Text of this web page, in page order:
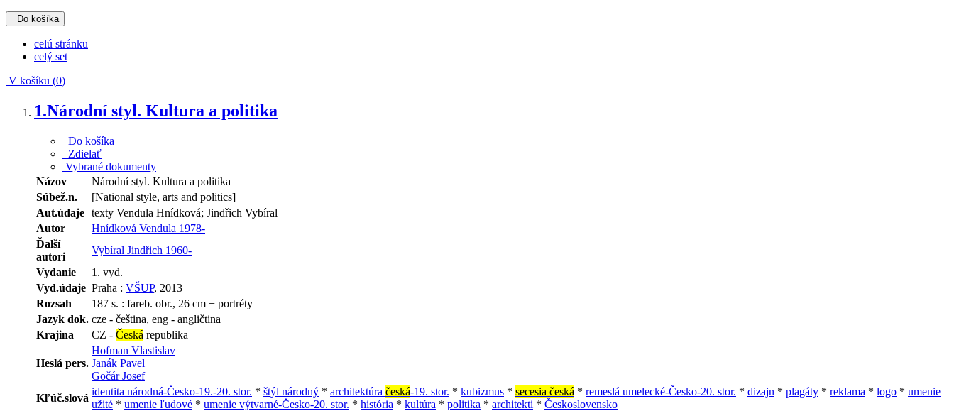
Do košíka
celú stránku
celý set
V košíku (0)
1.Národní styl. Kultura a politika
Do košíka
Zdielať
Vybrané dokumenty
Názov
Národní styl. Kultura a politika
Súbež.n.
[National style, arts and politics]
Aut.údaje texty Vendula Hnídková; Jindřich Vybíral
Autor
Hnídková Vendula 1978-
Ďalší
autori
Vybíral Jindřich 1960-
Vydanie
1. vyd.
Vyd.údaje Praha : VŠUP, 2013
Rozsah
187 s. : fareb. obr., 26 cm + portréty
Jazyk dok. cze - čeština, eng - angličtina
Krajina
CZ - Česká republika
Heslá pers.
Hofman Vlastislav
Janák Pavel
Gočár Josef
Kľúč.slová
identita národná-Česko-19.-20. stor. * štýl národný * architektúra česká-19. stor. * kubizmus * secesia česká * remeslá umelecké-Česko-20. stor. * dizajn * plagáty * reklama * logo * umenie
užité * umenie ľudové * umenie výtvarné-Česko-20. stor. * história * kultúra * politika * architekti * Československo